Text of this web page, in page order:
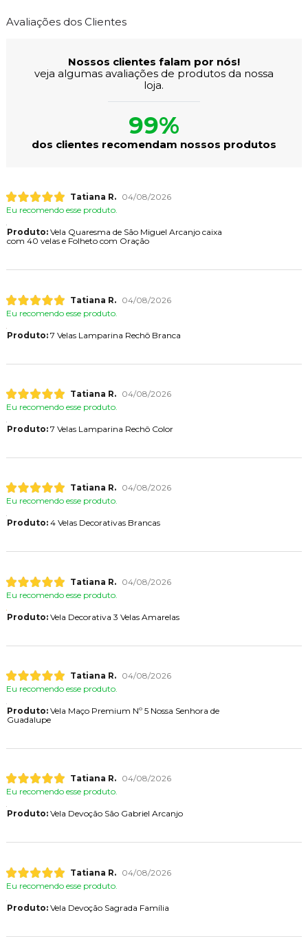
Avaliações dos Clientes
Nossos clientes falam por nós!
veja algumas avaliações de produtos da nossa
loja.
99%
dos clientes recomendam nossos produtos
Tatiana R.
04/08/2026
Eu recomendo esse produto.
Produto:Vela Quaresma de São Miguel Arcanjo caixa
com 40 velas e Folheto com Oração
Tatiana R.
04/08/2026
Eu recomendo esse produto.
Produto:7 Velas Lamparina Rechô Branca
Tatiana R.
04/08/2026
Eu recomendo esse produto.
Produto:7 Velas Lamparina Rechô Color
Tatiana R.
04/08/2026
Eu recomendo esse produto.
Produto:4 Velas Decorativas Brancas
Tatiana R.
04/08/2026
Eu recomendo esse produto.
Produto:Vela Decorativa 3 Velas Amarelas
Tatiana R.
04/08/2026
Eu recomendo esse produto.
Produto:Vela Maço Premium Nº 5 Nossa Senhora de
Guadalupe
Tatiana R.
04/08/2026
Eu recomendo esse produto.
Produto:Vela Devoção São Gabriel Arcanjo
Tatiana R.
04/08/2026
Eu recomendo esse produto.
Produto:Vela Devoção Sagrada Família